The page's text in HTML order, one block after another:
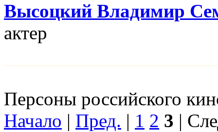
Высоцкий Владимир
актер
Персоны российского
Начало | Пред. | 1 2 3 |